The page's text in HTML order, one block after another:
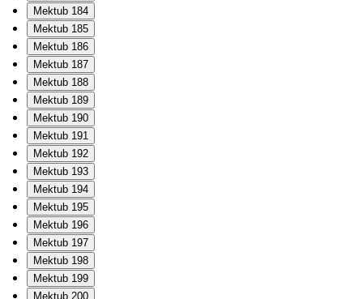
Mektub 184
Mektub 185
Mektub 186
Mektub 187
Mektub 188
Mektub 189
Mektub 190
Mektub 191
Mektub 192
Mektub 193
Mektub 194
Mektub 195
Mektub 196
Mektub 197
Mektub 198
Mektub 199
Mektub 200